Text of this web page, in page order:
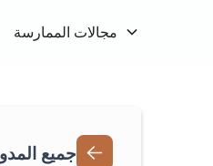
مجالات الممارسة
جميع